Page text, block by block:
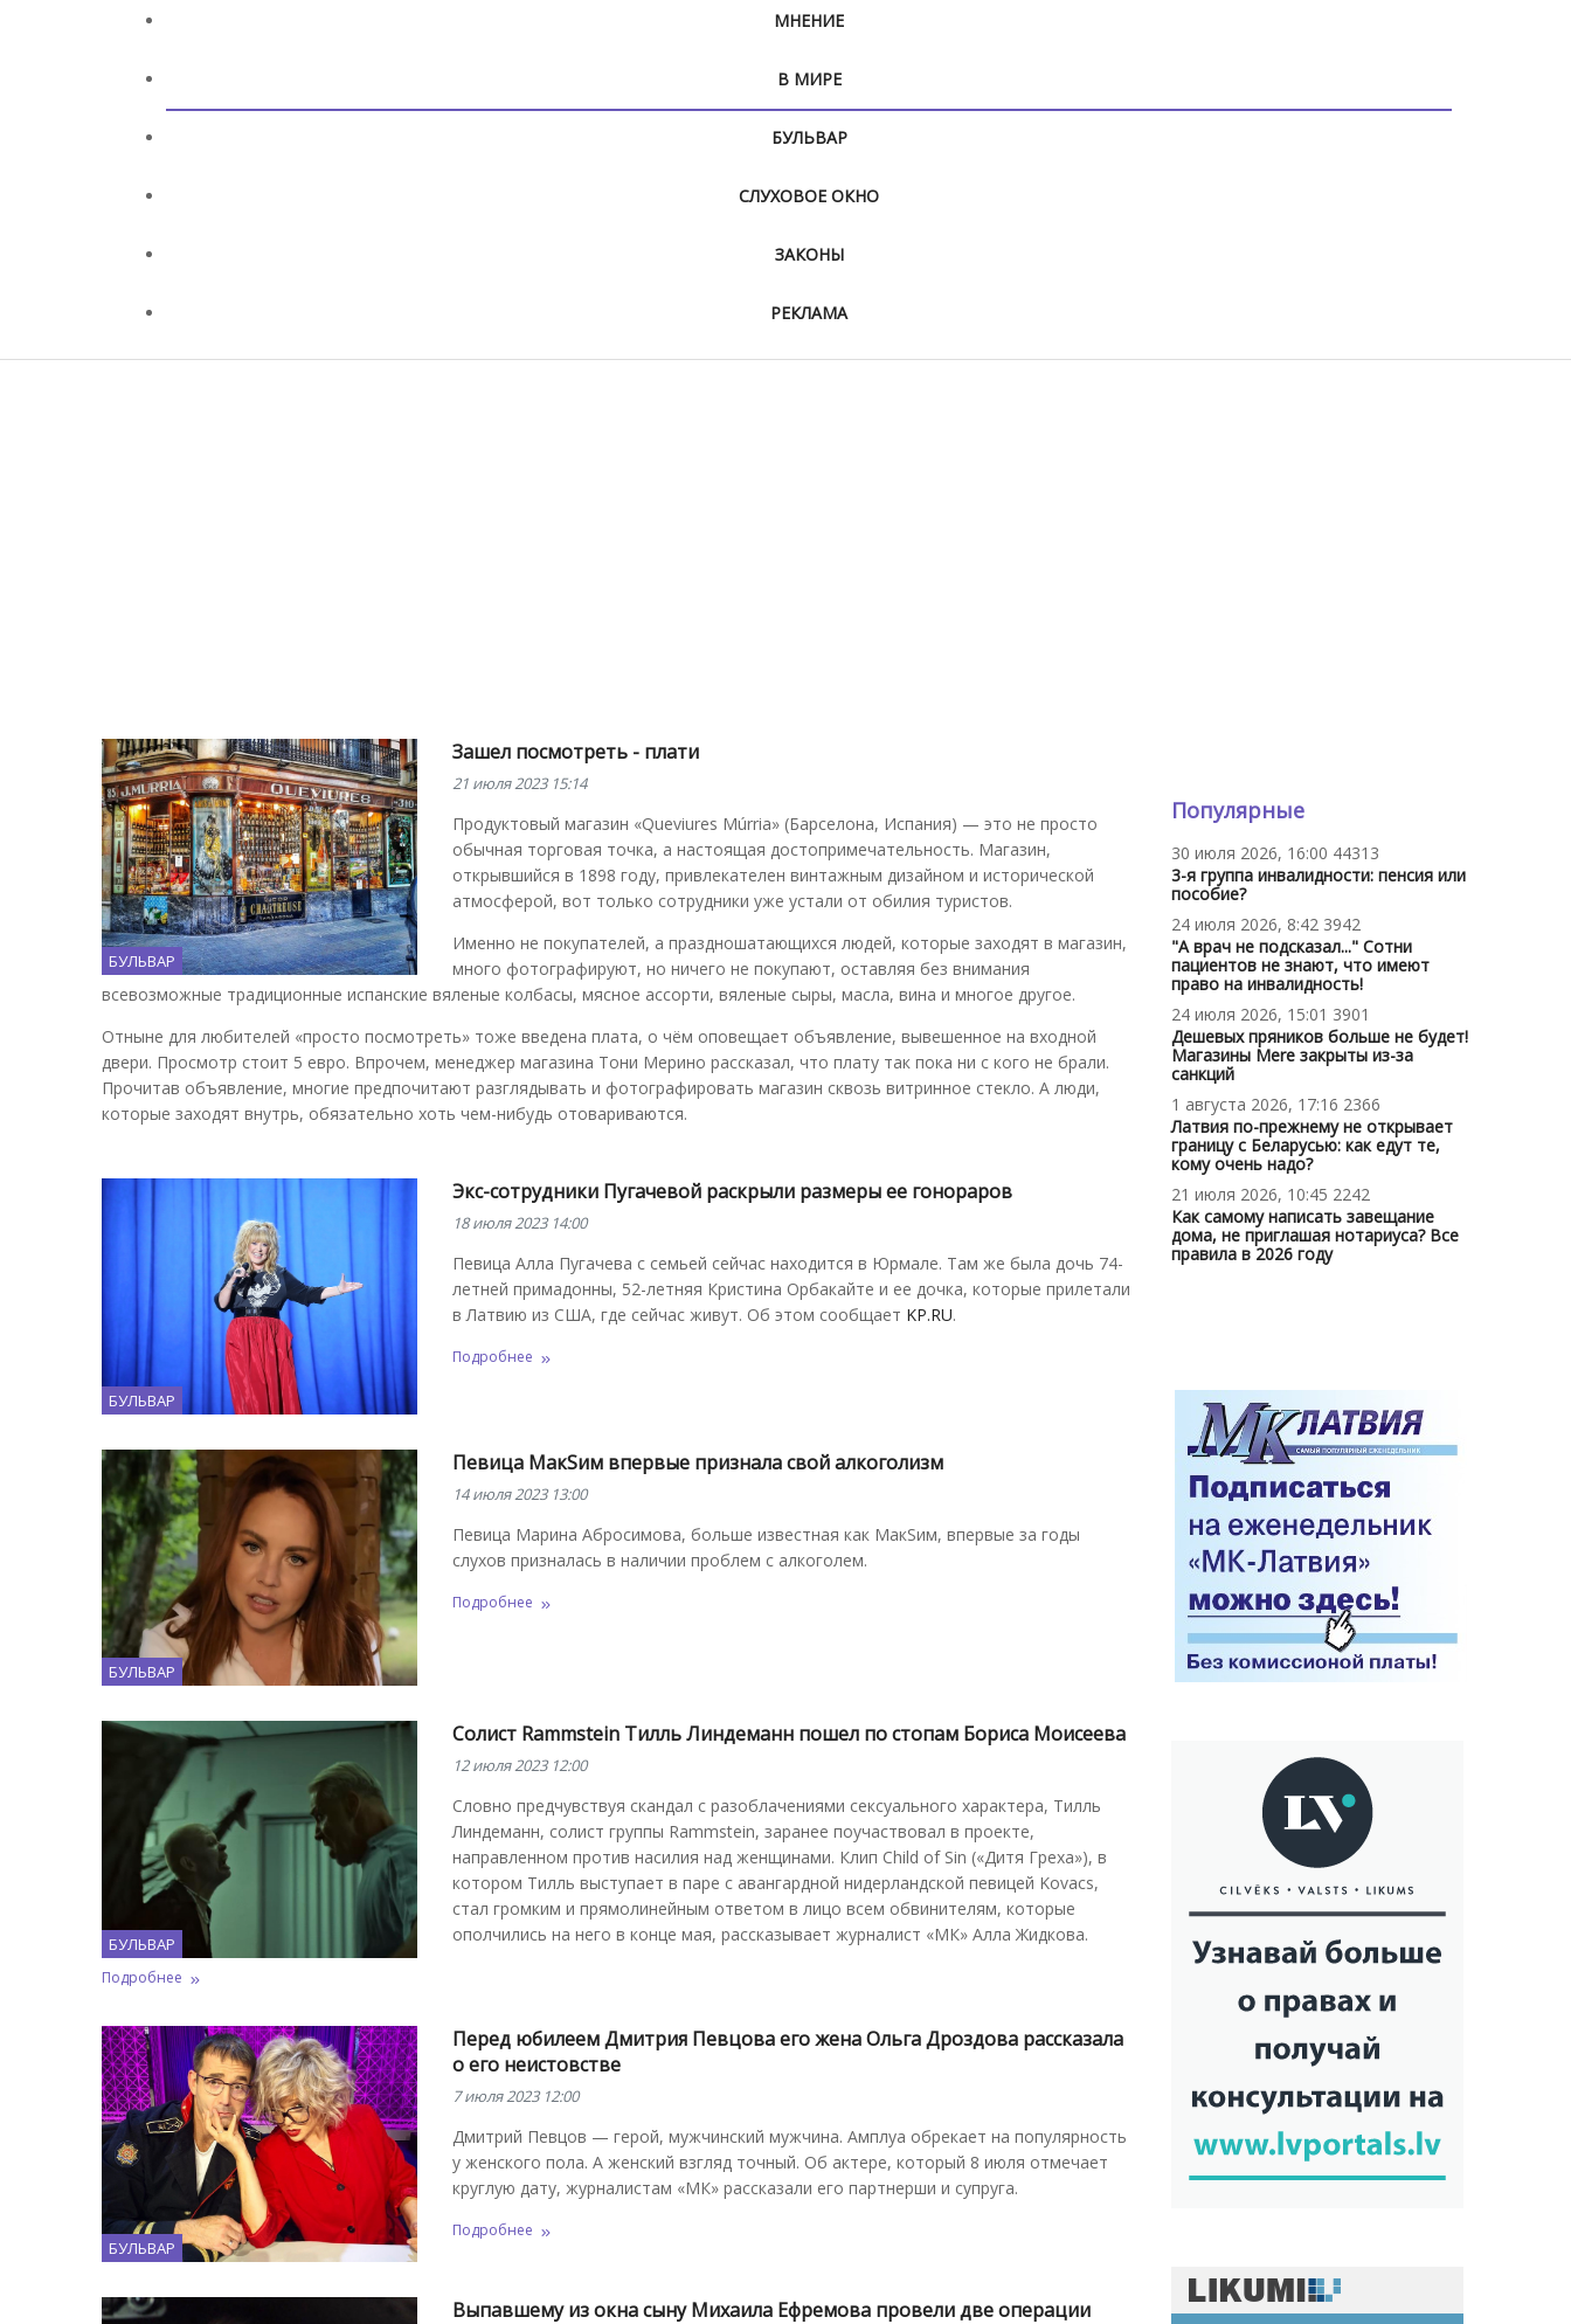
МНЕНИЕ
В МИРЕ
БУЛЬВАР
СЛУХОВОЕ ОКНО
ЗАКОНЫ
РЕКЛАМА
БУЛЬВАР
Зашел посмотреть - плати
21 июля 2023 15:14
Продуктовый магазин «Queviures Múrria» (Барселона, Испания) — это не просто
обычная торговая точка, а настоящая достопримечательность. Магазин,
открывшийся в 1898 году, привлекателен винтажным дизайном и исторической
атмосферой, вот только сотрудники уже устали от обилия туристов.
Именно не покупателей, а праздношатающихся людей, которые заходят в магазин,
много фотографируют, но ничего не покупают, оставляя без внимания
всевозможные традиционные испанские вяленые колбасы, мясное ассорти, вяленые сыры, масла, вина и многое другое.
Отныне для любителей «просто посмотреть» тоже введена плата, о чём оповещает объявление, вывешенное на входной
двери. Просмотр стоит 5 евро. Впрочем, менеджер магазина Тони Мерино рассказал, что плату так пока ни с кого не брали.
Прочитав объявление, многие предпочитают разглядывать и фотографировать магазин сквозь витринное стекло. А люди,
которые заходят внутрь, обязательно хоть чем-нибудь отовариваются.
БУЛЬВАР
Экс-сотрудники Пугачевой раскрыли размеры ее гонораров
18 июля 2023 14:00
Певица Алла Пугачева с семьей сейчас находится в Юрмале. Там же была дочь 74-
летней примадонны, 52-летняя Кристина Орбакайте и ее дочка, которые прилетали
в Латвию из США, где сейчас живут. Об этом сообщает KP.RU.
Подробнее
БУЛЬВАР
Певица МакSим впервые признала свой алкоголизм
14 июля 2023 13:00
Певица Марина Абросимова, больше известная как МакSим, впервые за годы
слухов призналась в наличии проблем с алкоголем.
Подробнее
БУЛЬВАР
Солист Rammstein Тилль Линдеманн пошел по стопам Бориса Моисеева
12 июля 2023 12:00
Словно предчувствуя скандал с разоблачениями сексуального характера, Тилль
Линдеманн, солист группы Rammstein, заранее поучаствовал в проекте,
направленном против насилия над женщинами. Клип Child of Sin («Дитя Греха»), в
котором Тилль выступает в паре с авангардной нидерландской певицей Kovacs,
стал громким и прямолинейным ответом в лицо всем обвинителям, которые
ополчились на него в конце мая, рассказывает журналист «МК» Алла Жидкова.
Подробнее
БУЛЬВАР
Перед юбилеем Дмитрия Певцова его жена Ольга Дроздова рассказала
о его неистовстве
7 июля 2023 12:00
Дмитрий Певцов — герой, мужчинский мужчина. Амплуа обрекает на популярность
у женского пола. А женский взгляд точный. Об актере, который 8 июля отмечает
круглую дату, журналистам «МК» рассказали его парт­нерши и супруга.
Подробнее
Выпавшему из окна сыну Михаила Ефремова провели две операции
Популярные
30 июля 2026, 16:00 44313
3-я группа инвалидности: пенсия или
пособие?
24 июля 2026, 8:42 3942
"А врач не подсказал..." Сотни
пациентов не знают, что имеют
право на инвалидность!
24 июля 2026, 15:01 3901
Дешевых пряников больше не будет!
Магазины Mere закрыты из-за
санкций
1 августа 2026, 17:16 2366
Латвия по-прежнему не открывает
границу с Беларусью: как едут те,
кому очень надо?
21 июля 2026, 10:45 2242
Как самому написать завещание
дома, не приглашая нотариуса? Все
правила в 2026 году